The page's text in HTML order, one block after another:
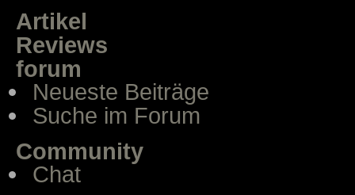
Artikel
Reviews
forum
Neueste Beiträge
Suche im Forum
Community
Chat